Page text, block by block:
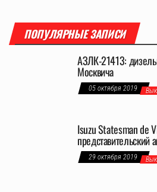
ПОПУЛЯРНЫЕ ЗАПИСИ
АЗЛК-21413:
Москвича
05 октября 2019
Isuzu Statesman de
представительский
29 октября 2019